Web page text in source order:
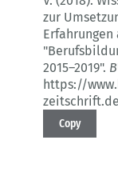
zur
2015–2019".
https://
Copy